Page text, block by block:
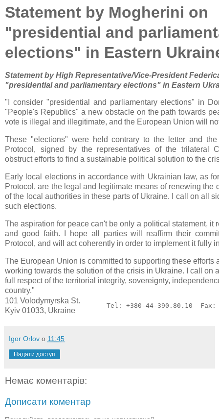
Statement by Mogherini on
"presidential and
elections" in Eastern
Statement by High Representative/Vice-President
"presidential and parliamentary elections" in Eastern
"I consider "presidential and parliamentary elections" in
"People's Republics" a new obstacle on the path towards
vote is illegal and illegitimate, and the European Union will
These "elections" were held contrary to the letter and
Protocol, signed by the representatives of the trilateral
obstruct efforts to find a sustainable political solution to the
Early local elections in accordance with Ukrainian law, as
Protocol, are the legal and legitimate means of renewing the
of the local authorities in these parts of Ukraine. I call on all
such elections.
The aspiration for peace can't be only a political statement, it
and good faith. I hope all parties will reaffirm their
Protocol, and will act coherently in order to implement it fully
The European Union is committed to supporting these efforts
working towards the solution of the crisis in Ukraine. I call on
full respect of the territorial integrity, sovereignty,
country."
101 Volodymyrska St.
Kyiv 01033, Ukraine
Tel: +380-44-390.80.10  Fax:
Igor Orlov о 11:45
Надати доступ
Немає коментарів:
Дописати коментар